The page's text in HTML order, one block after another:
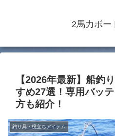
2馬力ボー
【2026年最新】船釣
すめ27選！専用バッ
方も紹介！
釣り具・役立ちアイテム